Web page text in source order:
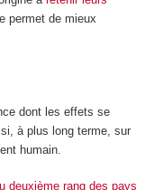
permet de mieux
dont les effets se
à plus long terme, sur
humain.
deuxième rang des pays